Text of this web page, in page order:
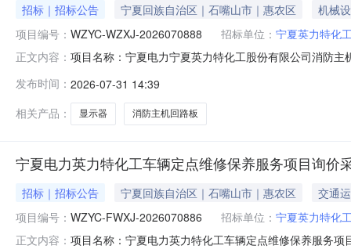
招标｜招标公告 宁夏回族自治区｜石嘴山市｜惠农区
机械
项目编号： WZYC-WZXJ-2026070888 招标单位： 宁夏英力特化
正文内容： 项目名称：宁夏电力宁夏英力特化工股份有限公司消防
他密封件;电气设备及配件-其他电气设备及配件;电气设
购人技术使用条
发布时间： 2026-07-31 14:39
相关产品：
显示器 消防主机回路板
宁夏电力英力特化工车辆定点维修保养服务项目询价
招标｜招标公告 宁夏回族自治区｜石嘴山市｜惠农区
交通
项目编号： WZYC-FWXJ-2026070886 招标单位： 宁夏英力特化
正文内容： 项目名称：宁夏电力英力特化工车辆定点维修保养服务